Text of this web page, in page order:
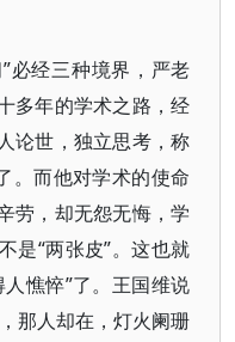
必经三种境界，严老
多年的学术之路，经
论世，独立思考，称
。而他对学术的使命
劳，却无怨无悔，学
是“两张皮”。这也就
憔悴”了。王国维说
那人却在，灯火阑珊